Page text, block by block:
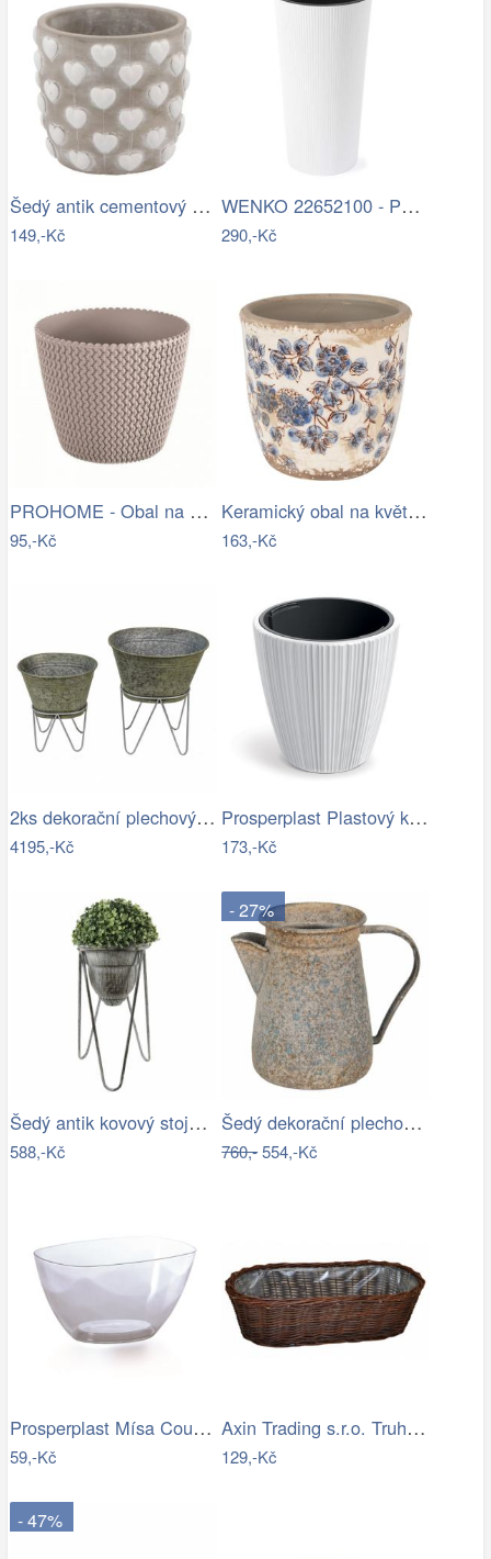
Šedý antik cementový obal na květináč…
149,-Kč
WENKO 22652100 - Pohárek CORDOBA 6,5x12…
290,-Kč
PROHOME - Obal na květináč SPLOFY 16cm…
95,-Kč
Keramický obal na květináč s modrými…
163,-Kč
2ks dekorační plechový antik obal na…
4195,-Kč
Prosperplast Plastový květináč OROS…
173,-Kč
Šedý antik kovový stojan na květiny - Ø…
588,-Kč
- 27%
Šedý dekorační plechový džbánek s…
760,-554,-Kč
Prosperplast Mísa Coubi Orchidea…
59,-Kč
Axin Trading s.r.o. Truhlík vrbový…
129,-Kč
- 47%